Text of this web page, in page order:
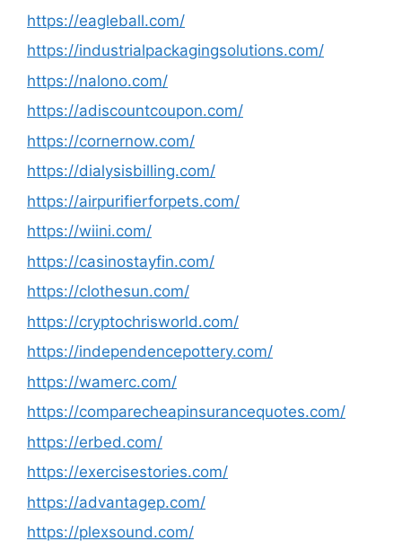
https://eagleball.com/
https://industrialpackagingsolutions.com/
https://nalono.com/
https://adiscountcoupon.com/
https://cornernow.com/
https://dialysisbilling.com/
https://airpurifierforpets.com/
https://wiini.com/
https://casinostayfin.com/
https://clothesun.com/
https://cryptochrisworld.com/
https://independencepottery.com/
https://wamerc.com/
https://comparecheapinsurancequotes.com/
https://erbed.com/
https://exercisestories.com/
https://advantagep.com/
https://plexsound.com/